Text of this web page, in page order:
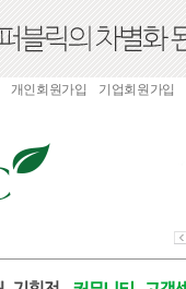
개인회원가입 기업회원가입